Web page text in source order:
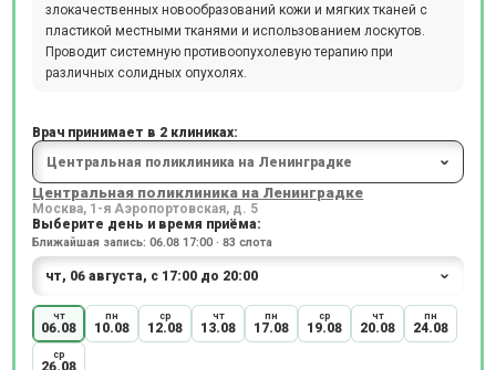
злокачественных новообразований кожи и мягких тканей с
пластикой местными тканями и использованием лоскутов.
Проводит системную противоопухолевую терапию при
различных солидных опухолях.
Врач принимает в 2 клиниках:
Центральная поликлиника на Ленинградке
Москва, 1-я Аэропортовская, д. 5
Выберите день и время приёма:
Ближайшая запись: 06.08 17:00 · 83 слота
чт
06.08
пн
10.08
ср
12.08
чт
13.08
пн
17.08
ср
19.08
чт
20.08
пн
24.08
ср
26.08